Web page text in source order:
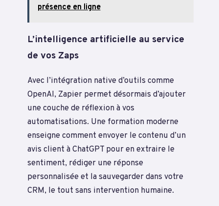
présence en ligne
L’intelligence artificielle au service
de vos Zaps
Avec l’intégration native d’outils comme
OpenAI, Zapier permet désormais d’ajouter
une couche de réflexion à vos
automatisations. Une formation moderne
enseigne comment envoyer le contenu d’un
avis client à ChatGPT pour en extraire le
sentiment, rédiger une réponse
personnalisée et la sauvegarder dans votre
CRM, le tout sans intervention humaine.